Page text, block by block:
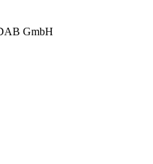
GmbH